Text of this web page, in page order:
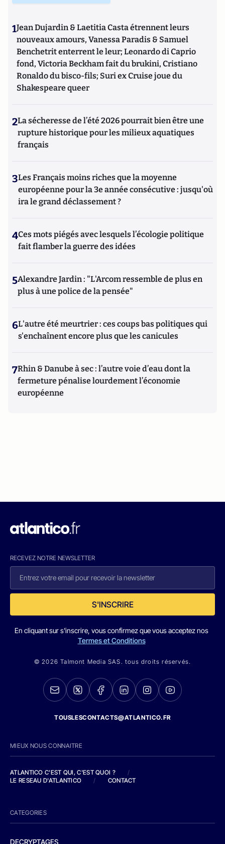
1Jean Dujardin & Laetitia Casta étrennent leurs
nouveaux amours, Vanessa Paradis & Samuel
Benchetrit enterrent le leur; Leonardo di Caprio
fond, Victoria Beckham fait du brukini, Cristiano
Ronaldo du bisco-fils; Suri ex Cruise joue du
Shakespeare queer
2La sécheresse de l’été 2026 pourrait bien être une
rupture historique pour les milieux aquatiques
français
3Les Français moins riches que la moyenne
européenne pour la 3e année consécutive : jusqu'où
ira le grand déclassement ?
4Ces mots piégés avec lesquels l’écologie politique
fait flamber la guerre des idées
5Alexandre Jardin : "L'Arcom ressemble de plus en
plus à une police de la pensée"
6L'autre été meurtrier : ces coups bas politiques qui
s'enchaînent encore plus que les canicules
7Rhin & Danube à sec : l’autre voie d’eau dont la
fermeture pénalise lourdement l’économie
européenne
RECEVEZ NOTRE NEWSLETTER
S'INSCRIRE
En cliquant sur s'inscrire, vous confirmez que vous acceptez nos
Termes et Conditions
© 2026 Talmont Media SAS. tous droits réservés.
TOUSLESCONTACTS@ATLANTICO.FR
MIEUX NOUS CONNAITRE
ATLANTICO C'EST QUI, C'EST QUOI ?
/
LE RESEAU D'ATLANTICO
/ CONTACT
CATEGORIES
DECRYPTAGES